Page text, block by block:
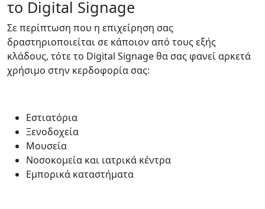
το Digital Signage
Σε περίπτωση που η επιχείρηση σας
δραστηριοποιείται σε κάποιον από τους εξής
κλάδους, τότε το Digital Signage θα σας φανεί αρκετά
χρήσιμο στην κερδοφορία σας:
Εστιατόρια
Ξενοδοχεία
Μουσεία
Νοσοκομεία και ιατρικά κέντρα
Εμπορικά καταστήματα